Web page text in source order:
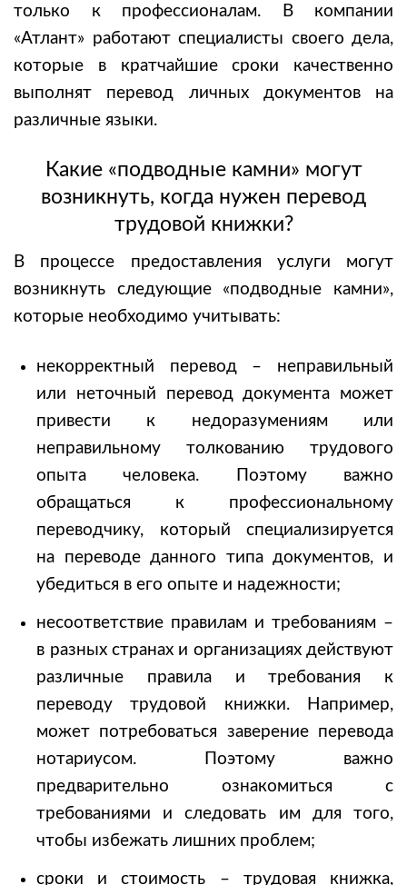
только к профессионалам. В компании
«Атлант» работают специалисты своего дела,
которые в кратчайшие сроки качественно
выполнят перевод личных документов на
различные языки.
Какие «подводные камни» могут
возникнуть, когда нужен перевод
трудовой книжки?
В процессе предоставления услуги могут
возникнуть следующие «подводные камни»,
которые необходимо учитывать:
некорректный перевод – неправильный
или неточный перевод документа может
привести к недоразумениям или
неправильному толкованию трудового
опыта человека. Поэтому важно
обращаться к профессиональному
переводчику, который специализируется
на переводе данного типа документов, и
убедиться в его опыте и надежности;
несоответствие правилам и требованиям –
в разных странах и организациях действуют
различные правила и требования к
переводу трудовой книжки. Например,
может потребоваться заверение перевода
нотариусом. Поэтому важно
предварительно ознакомиться с
требованиями и следовать им для того,
чтобы избежать лишних проблем;
сроки и стоимость – трудовая книжка,